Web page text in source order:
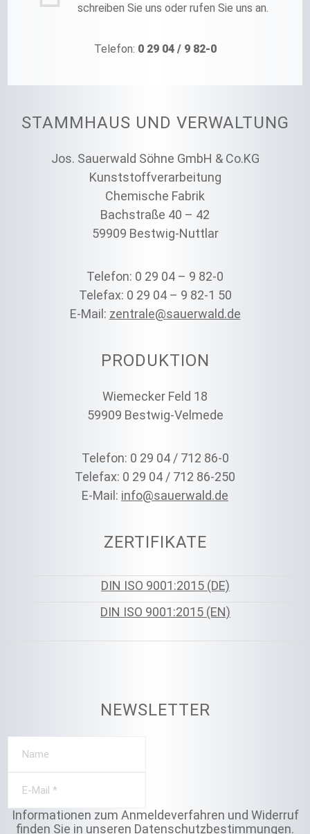
schreiben Sie uns oder rufen Sie uns an.
Telefon: 0 29 04 / 9 82-0
STAMMHAUS UND VERWALTUNG
Jos. Sauerwald Söhne GmbH & Co.KG
Kunststoffverarbeitung
Chemische Fabrik
Bachstraße 40 – 42
59909 Bestwig-Nuttlar
Telefon: 0 29 04 – 9 82-0
Telefax: 0 29 04 – 9 82-1 50
E-Mail: zentrale@sauerwald.de
PRODUKTION
Wiemecker Feld 18
59909 Bestwig-Velmede
Telefon: 0 29 04 / 712 86-0
Telefax: 0 29 04 / 712 86-250
E-Mail: info@sauerwald.de
ZERTIFIKATE
DIN ISO 9001:2015 (DE)
DIN ISO 9001:2015 (EN)
NEWSLETTER
Informationen zum Anmeldeverfahren und Widerruf
finden Sie in unseren Datenschutzbestimmungen.